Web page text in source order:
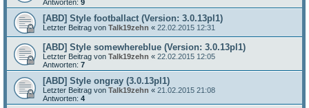
Antworten: 9
[ABD] Style footballact (Version: 3.0.13pl1)
Letzter Beitrag von Talk19zehn « 22.02.2015 12:31
[ABD] Style somewhereblue (Version: 3.0.13pl1)
Letzter Beitrag von Talk19zehn « 22.02.2015 12:05
Antworten: 7
[ABD] Style ongray (3.0.13pl1)
Letzter Beitrag von Talk19zehn « 21.02.2015 21:08
Antworten: 4